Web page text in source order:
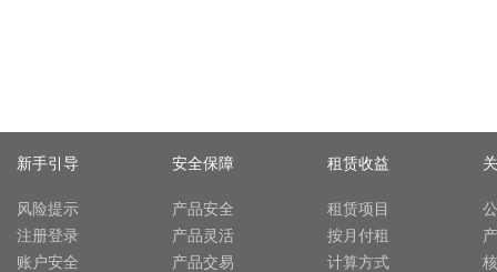
新手引导
风险提示
注册登录
账户安全
安全保障
产品安全
产品灵活
产品交易
租赁收益
租赁项目
按月付租
计算方式